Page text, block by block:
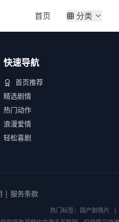
首页 分类
快速导航
首页推荐
精选剧情
热门动作
浪漫爱情
轻松喜剧
| 服务条款
热门标签： 国产剧情片 |